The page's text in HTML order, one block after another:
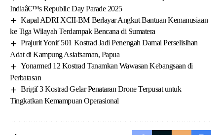
Indiaâ€™s Republic Day Parade 2025
Kapal ADRI XCII-BM Berlayar Angkut Bantuan Kemanusiaan
ke Tiga Wilayah Terdampak Bencana di Sumatera
Prajurit Yonif 501 Kostrad Jadi Penengah Damai Perselisihan
Adat di Kampung Asiafsaman, Papua
Yonarmed 12 Kostrad Tanamkan Wawasan Kebangsaan di
Perbatasan
Brigif 3 Kostrad Gelar Penataran Drone Terpusat untuk
Tingkatkan Kemampuan Operasional